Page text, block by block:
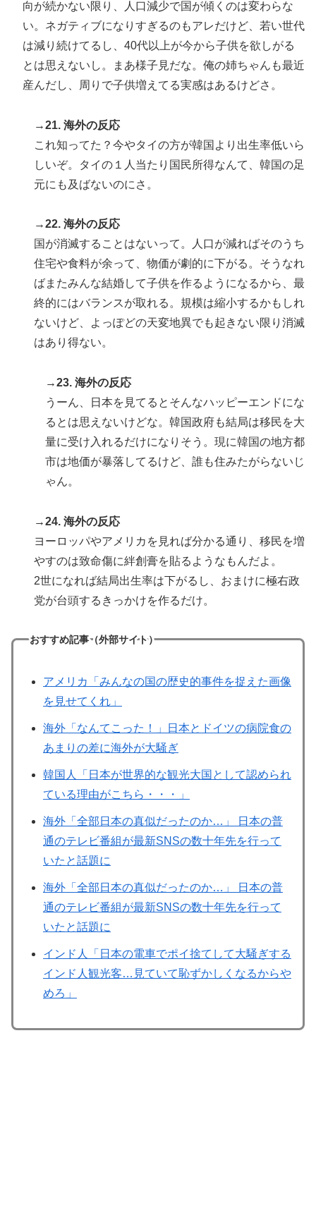
向が続かない限り、人口減少で国が傾くのは変わらな
い。ネガティブになりすぎるのもアレだけど、若い世代
は減り続けてるし、40代以上が今から子供を欲しがる
とは思えないし。まあ様子見だな。俺の姉ちゃんも最近
産んだし、周りで子供増えてる実感はあるけどさ。
→21. 海外の反応
これ知ってた？今やタイの方が韓国より出生率低いら
しいぞ。タイの１人当たり国民所得なんて、韓国の足
元にも及ばないのにさ。
→22. 海外の反応
国が消滅することはないって。人口が減ればそのうち
住宅や食料が余って、物価が劇的に下がる。そうなれ
ばまたみんな結婚して子供を作るようになるから、最
終的にはバランスが取れる。規模は縮小するかもしれ
ないけど、よっぽどの天変地異でも起きない限り消滅
はあり得ない。
→23. 海外の反応
うーん、日本を見てるとそんなハッピーエンドにな
るとは思えないけどな。韓国政府も結局は移民を大
量に受け入れるだけになりそう。現に韓国の地方都
市は地価が暴落してるけど、誰も住みたがらないじ
ゃん。
→24. 海外の反応
ヨーロッパやアメリカを見れば分かる通り、移民を増
やすのは致命傷に絆創膏を貼るようなもんだよ。
2世になれば結局出生率は下がるし、おまけに極右政
党が台頭するきっかけを作るだけ。
おすすめ記事（外部サイト）
アメリカ「みんなの国の歴史的事件を捉えた画像
を見せてくれ」
海外「なんてこった！」日本とドイツの病院食の
あまりの差に海外が大騒ぎ
韓国人「日本が世界的な観光大国として認められ
ている理由がこちら・・・」
海外「全部日本の真似だったのか…」 日本の普
通のテレビ番組が最新SNSの数十年先を行って
いたと話題に
海外「全部日本の真似だったのか…」 日本の普
通のテレビ番組が最新SNSの数十年先を行って
いたと話題に
インド人「日本の電車でポイ捨てして大騒ぎする
インド人観光客…見ていて恥ずかしくなるからや
めろ」